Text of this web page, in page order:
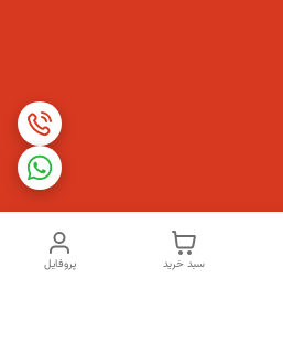
پروفایل سبد خرید